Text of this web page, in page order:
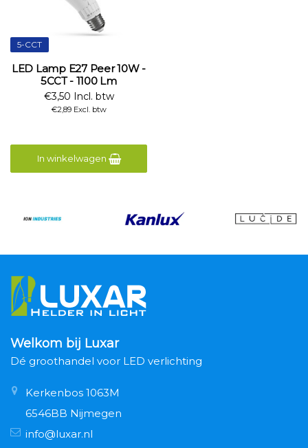
5-CCT
LED Lamp E27 Peer 10W -
5CCT - 1100 Lm
€3,50 Incl. btw
€2,89 Excl. btw
In winkelwagen
Welkom bij Luxar
Dé groothandel voor LED verlichting
Kerkenbos 1063M
6546BB Nijmegen
info@luxar.nl